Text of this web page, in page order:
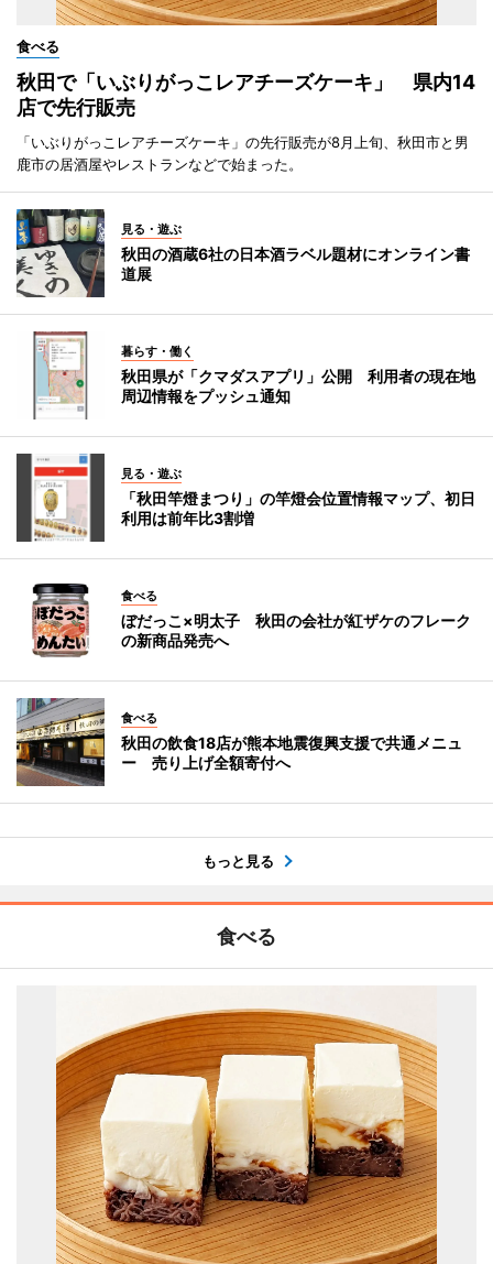
食べる
秋田で「いぶりがっこレアチーズケーキ」 県内14
店で先行販売
「いぶりがっこレアチーズケーキ」の先行販売が8月上旬、秋田市と男
鹿市の居酒屋やレストランなどで始まった。
見る・遊ぶ
秋田の酒蔵6社の日本酒ラベル題材にオンライン書
道展
暮らす・働く
秋田県が「クマダスアプリ」公開 利用者の現在地
周辺情報をプッシュ通知
見る・遊ぶ
「秋田竿燈まつり」の竿燈会位置情報マップ、初日
利用は前年比3割増
食べる
ぼだっこ×明太子 秋田の会社が紅ザケのフレーク
の新商品発売へ
食べる
秋田の飲食18店が熊本地震復興支援で共通メニュ
ー 売り上げ全額寄付へ
もっと見る
食べる